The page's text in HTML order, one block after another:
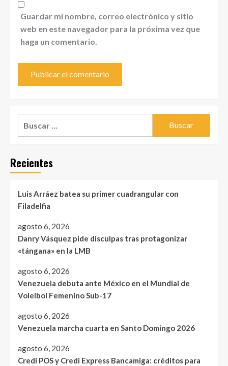
Guardar mi nombre, correo electrónico y sitio
web en este navegador para la próxima vez que
haga un comentario.
Recientes
Luis Arráez batea su primer cuadrangular con
Filadelfia
agosto 6, 2026
Danry Vásquez pide disculpas tras protagonizar
«tángana» en la LMB
agosto 6, 2026
Venezuela debuta ante México en el Mundial de
Voleibol Femenino Sub-17
agosto 6, 2026
Venezuela marcha cuarta en Santo Domingo 2026
agosto 6, 2026
Credi POS y Credi Express Bancamiga: créditos para